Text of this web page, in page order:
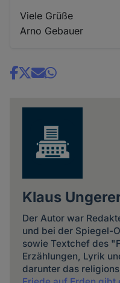
Viele Grüße
Arno Gebauer
Share
Klaus
Der Autor war
und bei der Spiegel-
sowie Textchef des
Erzählungen, Lyrik
darunter das